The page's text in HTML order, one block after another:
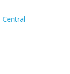
Central